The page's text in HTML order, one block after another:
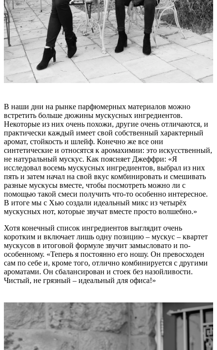
В наши дни на рынке парфюмерных материалов можно
встретить больше дюжины мускусных ингредиентов.
Некоторые из них очень похожи, другие очень отличаются, и
практически каждый имеет свой собственный характерный
аромат, стойкость и шлейф. Конечно же все они
синтетические и относятся к аромахимии: это искусственный,
не натуральный мускус. Как поясняет Джеффри: «Я
исследовал восемь мускусных ингредиентов, выбрал из них
пять и затем начал на свой вкус комбинировать и смешивать
разные мускусы вместе, чтобы посмотреть можно ли с
помощью такой смеси получить что-то особенно интересное.
В итоге мы с Хью создали идеальный микс из четырёх
мускусных нот, которые звучат вместе просто волшебно.»
Хотя конечный список ингредиентов выглядит очень
коротким и включает лишь одну позицию – мускус – квартет
мускусов в итоговой формуле звучит замысловато и по-
особенному. «Теперь я постоянно его ношу. Он превосходен
сам по себе и, кроме того, отлично комбинируется с другими
ароматами. Он сбалансирован и стоек без назойливости.
Чистый, не грязный – идеальный для офиса!»